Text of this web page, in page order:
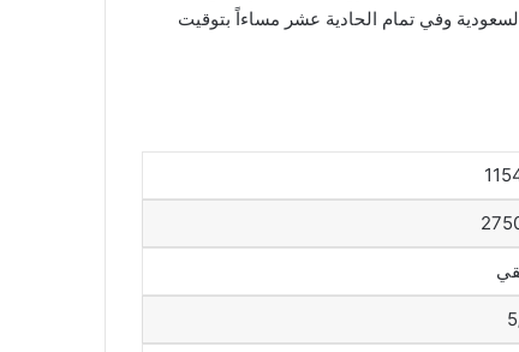
وفي تمام الحادية عشر مساءاً بتوقيت